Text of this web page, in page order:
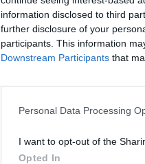
information disclosed to third
further disclosure of your
participants. This information
Downstream Participants that
Personal Data Processing
I want to opt-out of the
Opted In